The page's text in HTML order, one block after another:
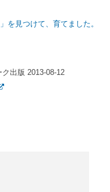
を見つけて、育てました。
出版 2013-08-12